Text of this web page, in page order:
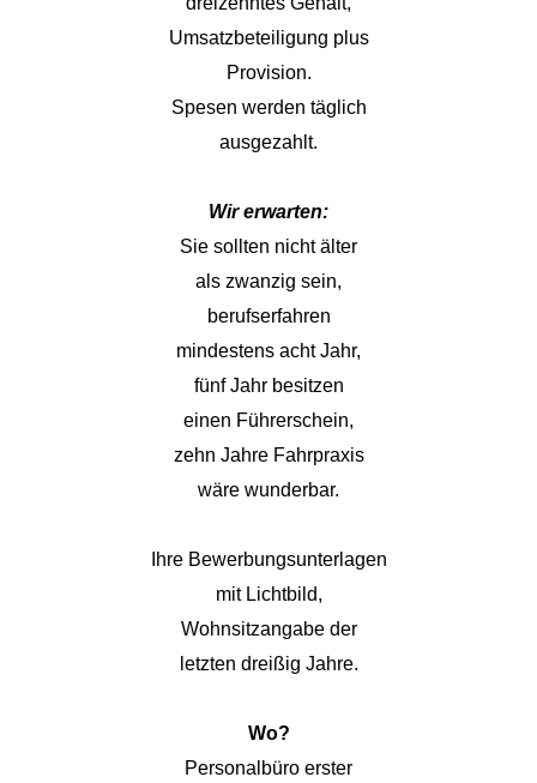
Umsatzbeteiligung plus
Provision.
Spesen werden täglich
ausgezahlt.
Wir erwarten:
Sie sollten nicht älter
als zwanzig sein,
berufserfahren
mindestens acht Jahr,
fünf Jahr besitzen
einen Führerschein,
zehn Jahre Fahrpraxis
wäre wunderbar.
Ihre Bewerbungsunterlagen
mit Lichtbild,
Wohnsitzangabe der
letzten dreißig Jahre.
Wo?
Personalbüro erster